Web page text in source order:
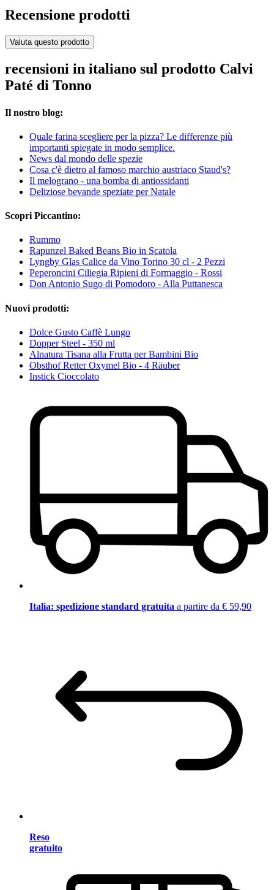
Recensione prodotti
Valuta questo prodotto
recensioni in italiano sul prodotto Calvi
Paté di Tonno
Il nostro blog:
Quale farina scegliere per la pizza? Le differenze più
importanti spiegate in modo semplice.
News dal mondo delle spezie
Cosa c'è dietro al famoso marchio austriaco Staud's?
Il melograno - una bomba di antiossidanti
Deliziose bevande speziate per Natale
Scopri Piccantino:
Rummo
Rapunzel Baked Beans Bio in Scatola
Lyngby Glas Calice da Vino Torino 30 cl - 2 Pezzi
Peperoncini Ciliegia Ripieni di Formaggio - Rossi
Don Antonio Sugo di Pomodoro - Alla Puttanesca
Nuovi prodotti:
Dolce Gusto Caffè Lungo
Dopper Steel - 350 ml
Alnatura Tisana alla Frutta per Bambini Bio
Obsthof Retter Oxymel Bio - 4 Räuber
Instick Cioccolato
Italia: spedizione standard gratuita a partire da € 59,90
Reso
gratuito